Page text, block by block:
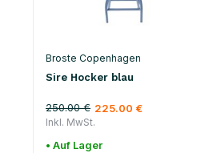
Broste Copenhagen
Sire Hocker blau
250.00 € 225.00 €
Inkl. MwSt.
• Auf Lager